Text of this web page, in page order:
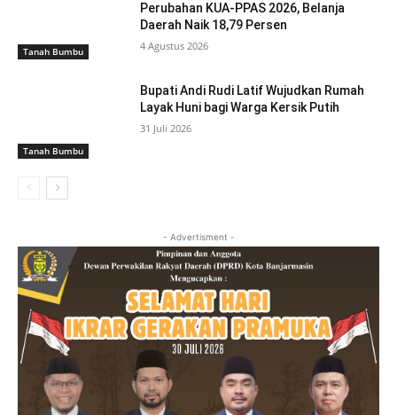
Tanah Bumbu
Perubahan KUA-PPAS 2026, Belanja
Daerah Naik 18,79 Persen
4 Agustus 2026
Tanah Bumbu
Bupati Andi Rudi Latif Wujudkan Rumah
Layak Huni bagi Warga Kersik Putih
31 Juli 2026
- Advertisment -